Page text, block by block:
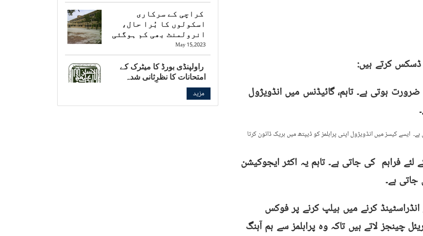
ڈسکس کرتے ہیں:
ہوتی ہے۔ تاہم، گائیڈنس میں انڈویژول
ایسے کیسز میں انڈویژول اپنی پرابلمز کو ڈیپتھ میں بریک ڈائون کرتا
فراہم کی جاتی ہے۔ تاہم یہ اکثر ایجوکیشن
جاتی ہے۔
کرنے میں ہیلپ کرنے پر فوکس
چینجز لاتے ہیں تاکہ وہ پرابلمز سے ہم آہنگ
کراچی کے سرکاری
اسکولوں کا بُرا حال،
انرولمنٹ بھی کم ہوگئی
May 15,2023
راولپنڈی بورڈ کا میٹرک کے
امتحانات کا نظرِثانی شدہ
شیڈول جاری
May 15,2023
مزید